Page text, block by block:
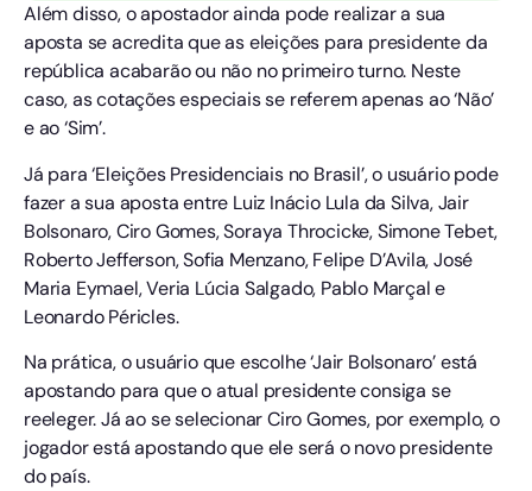
Além disso, o apostador ainda pode realizar a sua
aposta se acredita que as eleições para presidente da
república acabarão ou não no primeiro turno. Neste
caso, as cotações especiais se referem apenas ao ‘Não’
e ao ‘Sim’.
Já para ‘Eleições Presidenciais no Brasil’, o usuário pode
fazer a sua aposta entre Luiz Inácio Lula da Silva, Jair
Bolsonaro, Ciro Gomes, Soraya Throcicke, Simone Tebet,
Roberto Jefferson, Sofia Menzano, Felipe D’Avila, José
Maria Eymael, Veria Lúcia Salgado, Pablo Marçal e
Leonardo Péricles.
Na prática, o usuário que escolhe ‘Jair Bolsonaro’ está
apostando para que o atual presidente consiga se
reeleger. Já ao se selecionar Ciro Gomes, por exemplo, o
jogador está apostando que ele será o novo presidente
do país.